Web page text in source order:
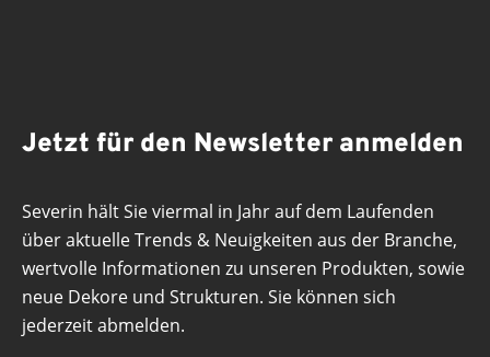
Jetzt für den Newsletter anmelden
Severin hält Sie viermal in Jahr auf dem Laufenden
über aktuelle Trends & Neuigkeiten aus der Branche,
wertvolle Informationen zu unseren Produkten, sowie
neue Dekore und Strukturen. Sie können sich
jederzeit abmelden.